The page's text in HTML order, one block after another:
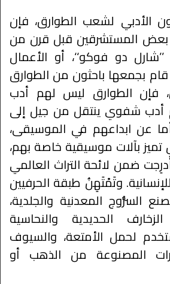
الأدبي لشعب الطوارق، فإن
بعض المستشرقين قبل قرن من
دو فوكو‘‘، أو الأعمال
قام بجمعها باحثون من الطوارق
فإن الطوارق ليس لهم أدب
أدب شفوي ينتقل من جيل إلى
عن ابداعهم في الموسيقى،
بآلات موسيقية خاصة بهم،
أُدرِجت ضمن لائحة التراث العالمي
وتَمْتَهِنُ طبقة الحرفيين
السُّروج المعدنية والجلدية،
الحديدية والنحاسية
لحمل الأمتعة، والسيوف
المصنوعة من الذهب أو